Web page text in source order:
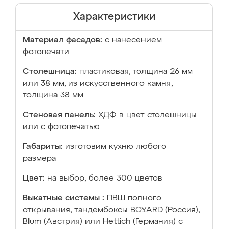
Характеристики
Материал фасадов: с нанесением
фотопечати
Столешница: пластиковая, толщина 26 мм
или 38 мм; из искусственного камня,
толщина 38 мм
Стеновая панель: ХДФ в цвет столешницы
или с фотопечатью
Габариты: изготовим кухню любого
размера
Цвет: на выбор, более 300 цветов
Выкатные системы :
ПВШ полного
открывания, тандембоксы BOYARD (Россия),
Blum (Австрия) или Hettich (Германия) с